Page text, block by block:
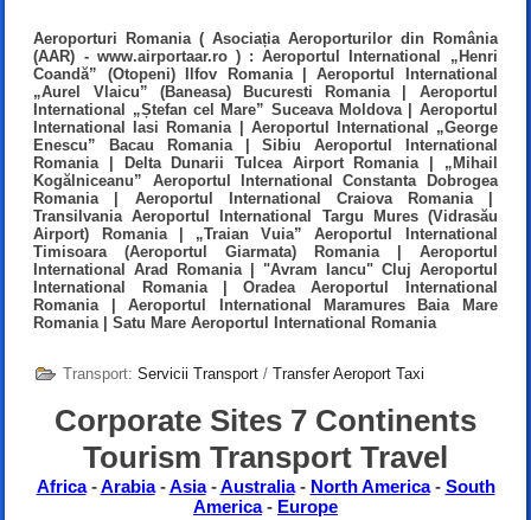
Aeroporturi Romania ( Asociația Aeroporturilor din România
(AAR) - www.airportaar.ro) :Aeroportul International „Henri
Coandă” (Otopeni) Ilfov Romania|Aeroportul International
„Aurel Vlaicu” (Baneasa) Bucuresti Romania| Aeroportul
International „Ștefan cel Mare” Suceava Moldova| Aeroportul
International Iasi Romania| Aeroportul International „George
Enescu” Bacau Romania|Sibiu Aeroportul International
Romania| Delta Dunarii Tulcea Airport Romania| „Mihail
Kogălniceanu” Aeroportul International Constanta Dobrogea
Romania| Aeroportul International Craiova Romania|
Transilvania Aeroportul International Targu Mures (Vidrasău
Airport) Romania| „Traian Vuia” Aeroportul International
Timisoara (Aeroportul Giarmata) Romania| Aeroportul
International Arad Romania| "Avram Iancu" Cluj Aeroportul
International Romania|Oradea Aeroportul International
Romania|Aeroportul International Maramures Baia Mare
Romania|Satu Mare Aeroportul International Romania
Transport:Servicii Transport /Transfer Aeroport Taxi
Corporate Sites 7 Continents
Tourism Transport Travel
Africa-Arabia-Asia-Australia- North America- South
America- Europe